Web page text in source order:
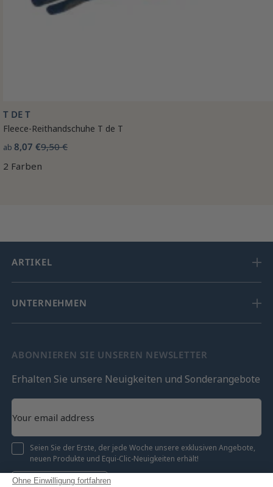
Ohne Einwilligung fortfahren
T DE T
Fleece-Reithandschuhe T de T
ab 8,07 €9,50 €
2 Farben
ARTIKEL
UNTERNEHMEN
ABONNIEREN SIE UNSEREN NEWSLETTER
Erhalten Sie unsere Neuigkeiten und Sonderangebote
Seien Sie der Erste, der jede Woche unsere exklusiven Angebote,
neuen Produkte und Equi-Clic-Neuigkeiten erhält!